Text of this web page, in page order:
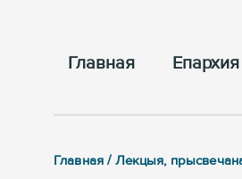
Главная Епархия
Главная / Лекцыя,